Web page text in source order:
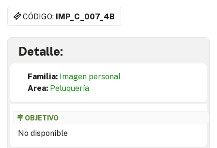
CÓDIGO: IMP_C_007_4B
Detalle:
Familia: Imagen personal
Area: Peluquería
OBJETIVO
No disponible